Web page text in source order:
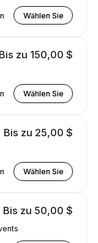
Wählen Sie
Bis zu 150,00 $
Wählen Sie
Bis zu 25,00 $
Wählen Sie
Bis zu 50,00 $